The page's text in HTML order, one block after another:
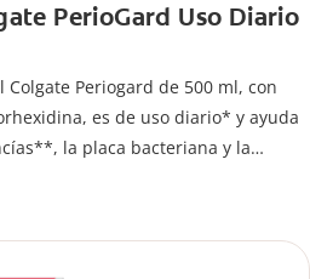
PerioGard Uso Diario
Periogard de 500 ml, con
es de uso diario* y ayuda
la placa bacteriana y la